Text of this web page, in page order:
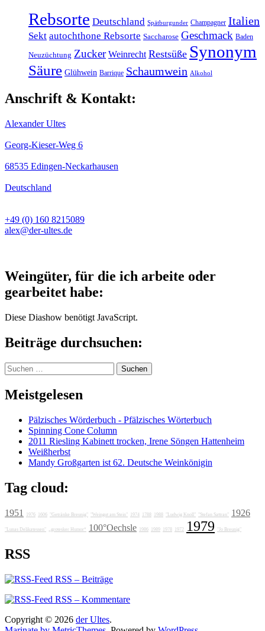
Rebsorte Deutschland Spätburgunder Champagner Italien
Sekt autochthone Rebsorte Saccharose Geschmack Baden
Neuzüchtung Zucker Weinrecht Restsüße Synonym
Säure Glühwein Barrique Schaumwein Alkohol
Anschrift & Kontakt:
Alexander Ultes
Georg-Kieser-Weg 6
68535 Edingen-Neckarhausen
Deutschland
+49 (0) 160 8215089
alex@der-ultes.de
Weingüter, für die ich arbeite oder
gearbeitet habe:
Diese Diashow benötigt JavaScript.
Beiträge durchsuchen:
Suchen
nach:
Meistgelesen
Pälzisches Wörderbuch - Pfälzisches Wörterbuch
Spinning Cone Column
2011 Riesling Kabinett trocken, Irene Söngen Hattenheim
Weißherbst
Mandy Großgarten ist 62. Deutsche Weinkönigin
Tag cloud:
1951 1976 1606 "Getränke Breunig" "Weingut am Stein" 1974 1788 1988 "Ludwig Knoll" "Stefan Sattran" 1926
"Lunas Delikatessen" „grotesker Humor“ 100°Oechsle 1986 1989 1978 1972 1979 "Jo Breunig"
RSS
RSS – Beiträge
RSS – Kommentare
Copyright © 2026 der Ultes.